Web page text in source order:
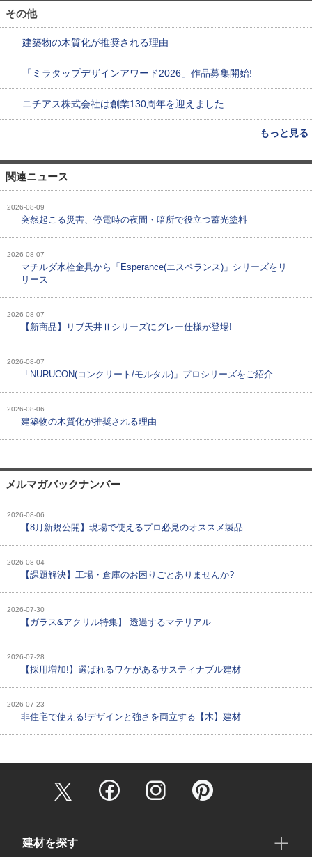
その他
建築物の木質化が推奨される理由
「ミラタップデザインアワード2026」作品募集開始!
ニチアス株式会社は創業130周年を迎えました
もっと見る
関連ニュース
2026-08-09
突然起こる災害、停電時の夜間・暗所で役立つ蓄光塗料
2026-08-07
マチルダ水栓金具から「Esperance(エスペランス)」シリーズをリ
リース
2026-08-07
【新商品】リブ天井Ⅱシリーズにグレー仕様が登場!
2026-08-07
「NURUCON(コンクリート/モルタル)」プロシリーズをご紹介
2026-08-06
建築物の木質化が推奨される理由
メルマガバックナンバー
2026-08-06
【8月新規公開】現場で使えるプロ必見のオススメ製品
2026-08-04
【課題解決】工場・倉庫のお困りごとありませんか?
2026-07-30
【ガラス&アクリル特集】 透過するマテリアル
2026-07-28
【採用増加!】選ばれるワケがあるサスティナブル建材
2026-07-23
非住宅で使える!デザインと強さを両立する【木】建材
建材を探す